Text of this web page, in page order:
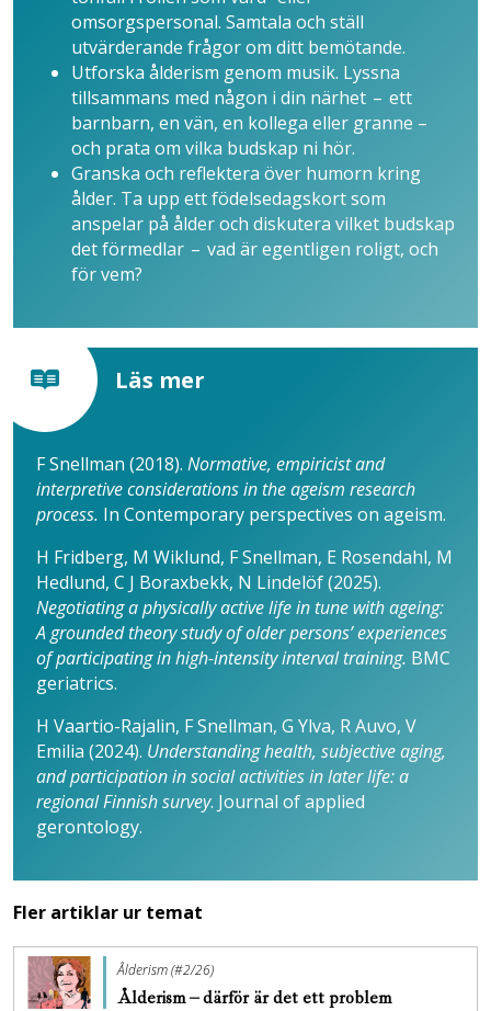
omsorgspersonal. Samtala och ställ
utvärderande frågor om ditt bemötande.
Utforska ålderism genom musik. Lyssna
tillsammans med någon i din närhet – ett
barnbarn, en vän, en kollega eller granne –
och prata om vilka budskap ni hör.
Granska och reflektera över humorn kring
ålder. Ta upp ett födelsedagskort som
anspelar på ålder och diskutera vilket budskap
det förmedlar – vad är egent­ligen roligt, och
för vem?
Läs mer
F Snellman (2018). Normative, empiricist and
interpretive considerations in the ageism research
process. In Contem­porary perspectives on ageism.
H Fridberg, M Wiklund, F Snellman, ­E Rosendahl, M
Hedlund, C J Boraxbekk, N Lindelöf (2025).
Negotiating a physi­cally active life in tune with ageing:
A grounded theory study of older persons’ experien­ces
of participating in high-intensity inter­val training. BMC
geriatrics.
H Vaartio-Rajalin, F Snellman, G Ylva, R Auvo, V
Emilia (2024). Understanding health, subjective aging,
and participa­tion in social activities in later life: a
regional Finnish survey. Journal of applied
gerontology.
Fler artiklar ur temat
Ålderism (#2/26)
Ålderism – därför är det ett problem